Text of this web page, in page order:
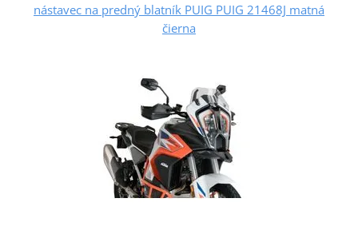
nástavec na predný blatník PUIG PUIG 21468J matná
čierna